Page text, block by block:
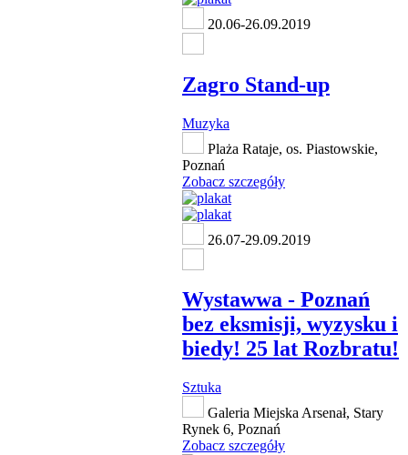
20.06-26.09.2019
Zagro Stand-up
Muzyka
Plaża Rataje, os. Piastowskie,
Poznań
Zobacz szczegóły
26.07-29.09.2019
Wystawwa - Poznań
bez eksmisji, wyzysku i
biedy! 25 lat Rozbratu!
Sztuka
Galeria Miejska Arsenał, Stary
Rynek 6, Poznań
Zobacz szczegóły